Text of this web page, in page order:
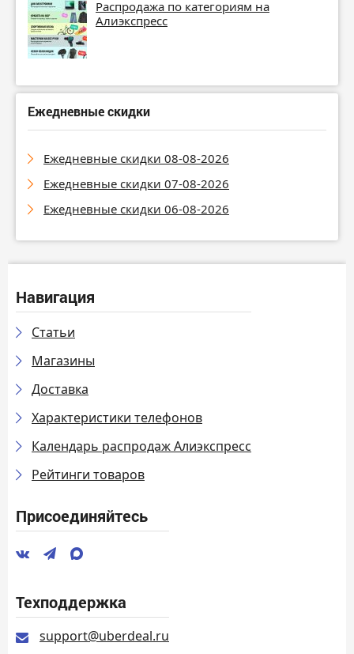
Распродажа по категориям на
Алиэкспресс
Ежедневные скидки
Ежедневные скидки 08-08-2026
Ежедневные скидки 07-08-2026
Ежедневные скидки 06-08-2026
Навигация
Статьи
Магазины
Доставка
Характеристики телефонов
Календарь распродаж Алиэкспресс
Рейтинги товаров
Присоединяйтесь
Техподдержка
support@uberdeal.ru